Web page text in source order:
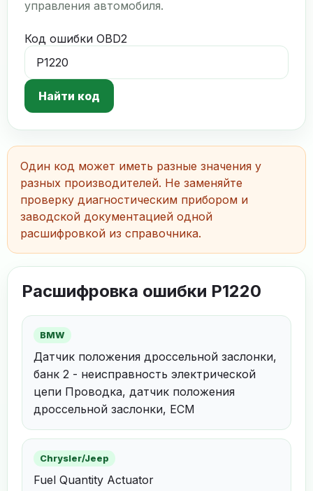
управления автомобиля.
Код ошибки OBD2
Найти код
Один код может иметь разные значения у
разных производителей. Не заменяйте
проверку диагностическим прибором и
заводской документацией одной
расшифровкой из справочника.
Расшифровка ошибки P1220
BMW
Датчик положения дроссельной заслонки,
банк 2 - неисправность электрической
цепи Проводка, датчик положения
дроссельной заслонки, ECM
Chrysler/Jeep
Fuel Quantity Actuator